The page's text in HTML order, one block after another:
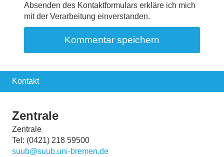
Absenden des Kontaktformulars erkläre ich mich
mit der Verarbeitung einverstanden.
Kontakt
Zentrale
Zentrale
Tel: (0421) 218 59500
suub@suub.uni-bremen.de